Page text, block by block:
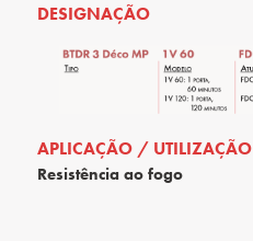
DESIGNAÇÃO
APLICAÇÃO / UTILIZAÇÃO
Resistência ao fogo